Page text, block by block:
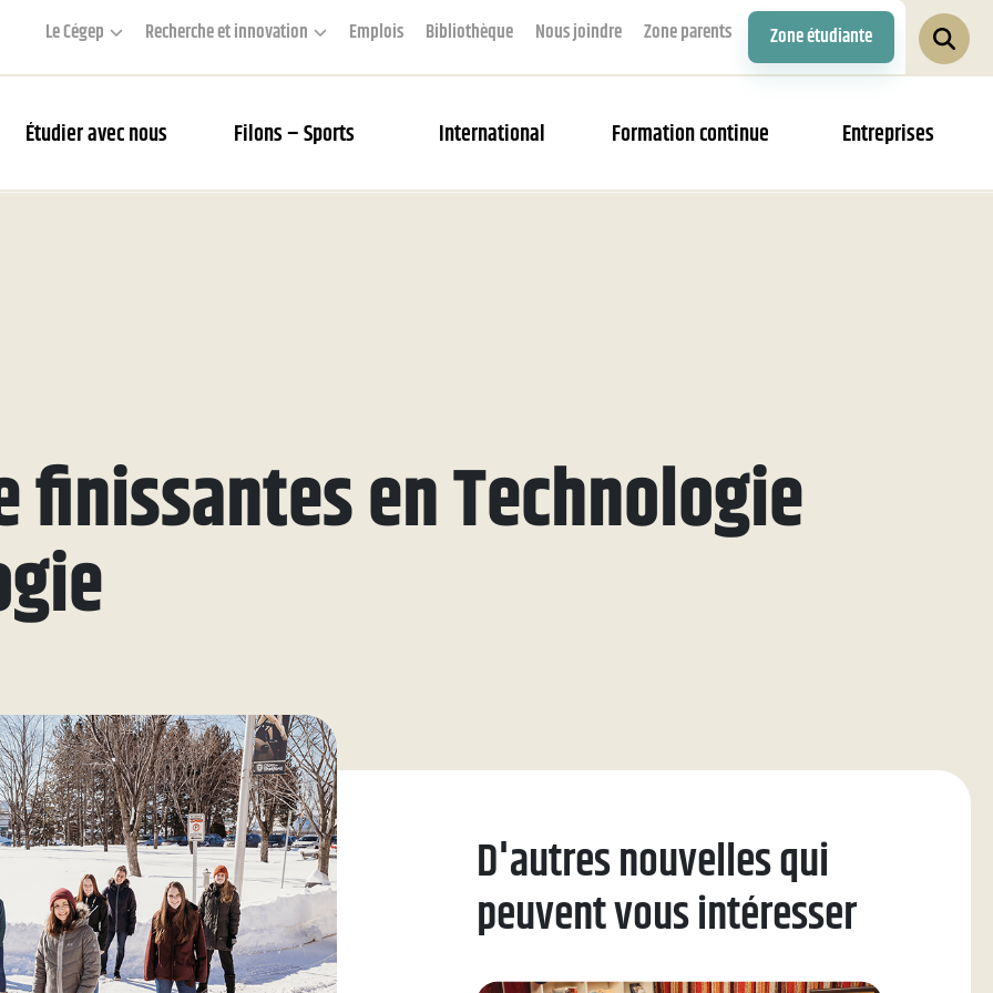
Le Cégep Recherche et innovation Emplois Bibliothèque Nous joindre Zone parents Zone étudiante
Étudier avec nous Filons – Sports International Formation continue Entreprises
questions
finissantes en Technologie
D'autres nouvelles qui
peuvent vous intéresser